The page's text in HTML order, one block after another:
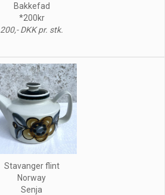
Bakkefad
*200kr
200,- DKK pr. stk.
Stavanger flint
Norway
Senja